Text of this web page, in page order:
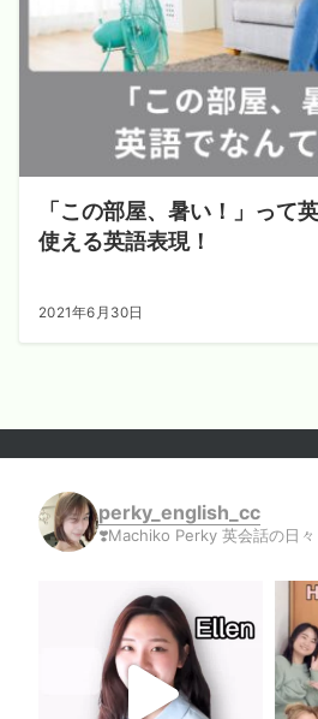
「この部屋、暑い！」って
使える英語表現！
2021年6月30日
perky_english_cc
❣️Machiko Perky 英会話の日々